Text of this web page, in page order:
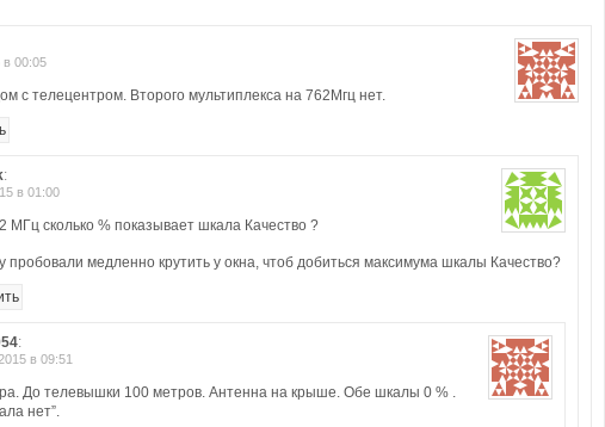
в 00:05
с телецентром. Второго мультиплекса на 762Мгц нет.
:
в 01:00
МГц сколько % показывает шкала Качество ?
пробовали медленно крутить у окна, чтоб добиться максимума шкалы Качество?
:
в 09:51
До телевышки 100 метров. Антенна на крыше. Обе шкалы 0 % .
нет”.